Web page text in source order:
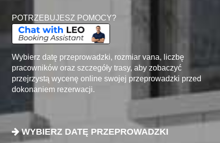
POTRZEBUJESZ POMOCY?
Wybierz datę przeprowadzki, rozmiar vana, liczbę
pracowników oraz szczegóły trasy, aby zobaczyć
przejrzystą wycenę online swojej przeprowadzki przed
dokonaniem rezerwacji.
WYBIERZ DATĘ PRZEPROWADZKI